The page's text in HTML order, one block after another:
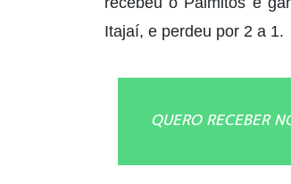
Itajaí, e perdeu por 2 a 1.
QUERO RECEBER